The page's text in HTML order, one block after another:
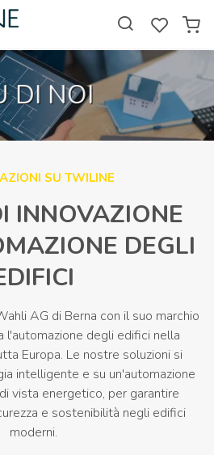
DI NOI
SU TWILINE
INNOVAZIONE
DEGLI
AG di Berna con il suo marchio
l'automazione degli edifici nella
Europa. Le nostre soluzioni si
intelligente e su un'automazione
vista energetico, per garantire
e sostenibilità negli edifici
moderni.